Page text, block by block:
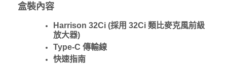
盒裝內容
Harrison 32Ci (採用 32Ci 類比麥克風前級
放大器)
Type-C 傳輸線
快速指南